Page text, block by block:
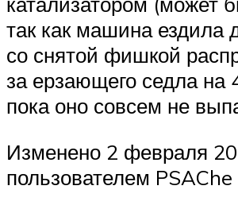
так как машина ездила
со снятой фишкой
за ерзающего седла на
пока оно совсем не
Изменено 2 февраля
пользователем PSAChe